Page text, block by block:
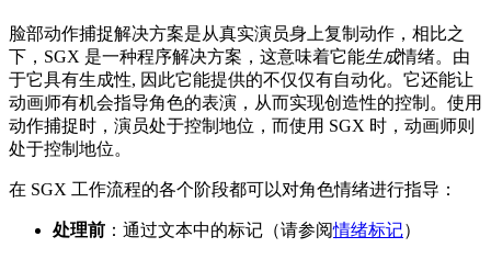
脸部动作捕捉解决方案是从真实演员身上复制动作，相比之
下，SGX 是一种程序解决方案，这意味着它能生成情绪。由
于它具有生成性, 因此它能提供的不仅仅有自动化。它还能让
动画师有机会指导角色的表演，从而实现创造性的控制。使用
动作捕捉时，演员处于控制地位，而使用 SGX 时，动画师则
处于控制地位。
在 SGX 工作流程的各个阶段都可以对角色情绪进行指导：
处理前 ：通过文本中的标记（请参阅情绪标记）